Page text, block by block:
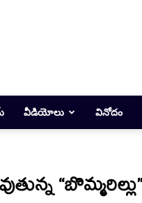
వీడియోలు వినోదం